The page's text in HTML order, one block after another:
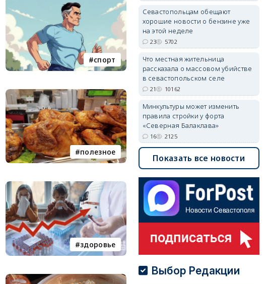
спорт
полезное
здоровье
Севастопольцам обещают
хорошие новости о бензине уже
на этой неделе
23 5702
Что местная жительница
рассказала о массовом убийстве
в севастопольском селе
21 10162
Минкультуры может изменить
правила стройки у форта
«Северная Балаклава»
16 2125
Показать все новости
Выбор Редакции